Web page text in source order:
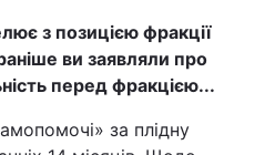
з позицією фракції
ви заявляли про
перед фракцією...
за плідну